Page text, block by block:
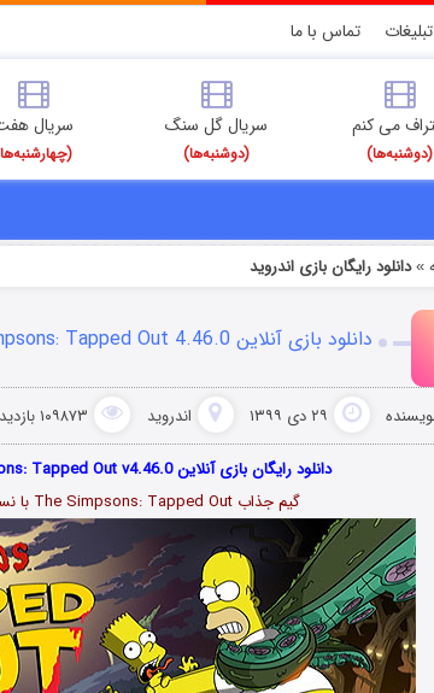
تبلیغات تماس با ما
می کنم
(دوشنبه‌ها)
سریال گل سنگ
(دوشنبه‌ها)
سریال
»دانلود رایگان بازی اندروید
دانلود بازی آنلاین The Simpsons: Tapped Out 4.46.0
۲۹ دی ۱۳۹۹ اندروید ۱۰۹۸۷۳ بازدید
دانلود رایگان بازی آنلاین The Simpsons: Tapped Out v4.46.0 برای اندروید
گیم جذاب The Simpsons: Tapped Out با نسخه مود خرید رایگان